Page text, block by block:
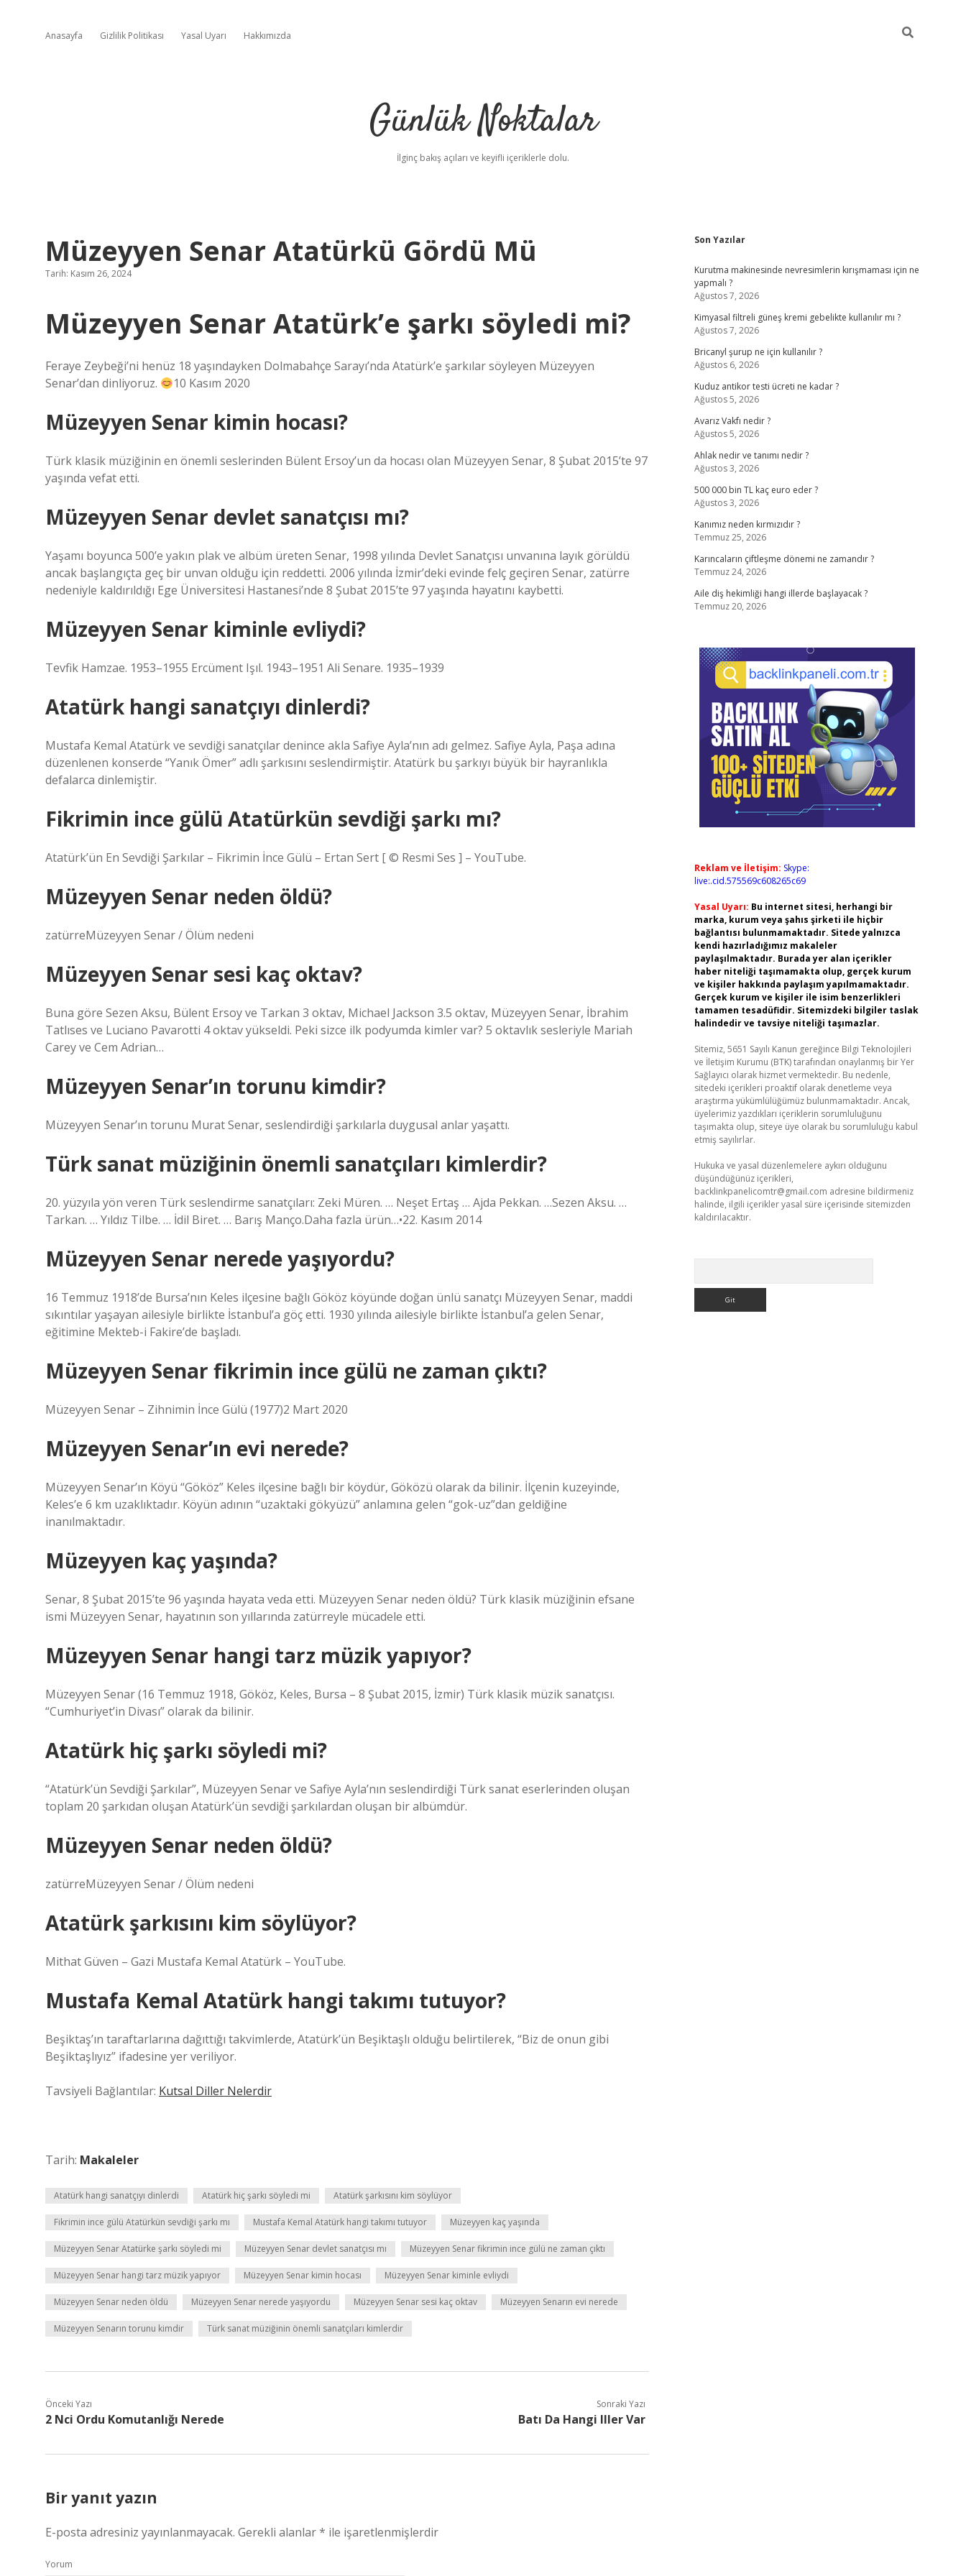
Anasayfa Gizlilik Politikası Yasal Uyarı Hakkımızda
Günlük Noktalar
İlginç bakış açıları ve keyifli içeriklerle dolu.
Müzeyyen Senar Atatürkü Gördü Mü
Tarih: Kasım 26, 2024
Müzeyyen Senar Atatürk’e şarkı söyledi mi?
Feraye Zeybeği’ni henüz 18 yaşındayken Dolmabahçe Sarayı’nda Atatürk’e şarkılar söyleyen Müzeyyen
Senar’dan dinliyoruz.
10 Kasım 2020
Müzeyyen Senar kimin hocası?
Türk klasik müziğinin en önemli seslerinden Bülent Ersoy’un da hocası olan Müzeyyen Senar, 8 Şubat 2015’te 97
yaşında vefat etti.
Müzeyyen Senar devlet sanatçısı mı?
Yaşamı boyunca 500’e yakın plak ve albüm üreten Senar, 1998 yılında Devlet Sanatçısı unvanına layık görüldü
ancak başlangıçta geç bir unvan olduğu için reddetti. 2006 yılında İzmir’deki evinde felç geçiren Senar, zatürre
nedeniyle kaldırıldığı Ege Üniversitesi Hastanesi’nde 8 Şubat 2015’te 97 yaşında hayatını kaybetti.
Müzeyyen Senar kiminle evliydi?
Tevfik Hamzae. 1953–1955 Ercüment Işıl. 1943–1951 Ali Senare. 1935–1939
Atatürk hangi sanatçıyı dinlerdi?
Mustafa Kemal Atatürk ve sevdiği sanatçılar denince akla Safiye Ayla’nın adı gelmez. Safiye Ayla, Paşa adına
düzenlenen konserde “Yanık Ömer” adlı şarkısını seslendirmiştir. Atatürk bu şarkıyı büyük bir hayranlıkla
defalarca dinlemiştir.
Fikrimin ince gülü Atatürkün sevdiği şarkı mı?
Atatürk’ün En Sevdiği Şarkılar – Fikrimin İnce Gülü – Ertan Sert [ © Resmi Ses ] – YouTube.
Müzeyyen Senar neden öldü?
zatürreMüzeyyen Senar / Ölüm nedeni
Müzeyyen Senar sesi kaç oktav?
Buna göre Sezen Aksu, Bülent Ersoy ve Tarkan 3 oktav, Michael Jackson 3.5 oktav, Müzeyyen Senar, İbrahim
Tatlıses ve Luciano Pavarotti 4 oktav yükseldi. Peki sizce ilk podyumda kimler var? 5 oktavlık sesleriyle Mariah
Carey ve Cem Adrian…
Müzeyyen Senar’ın torunu kimdir?
Müzeyyen Senar’ın torunu Murat Senar, seslendirdiği şarkılarla duygusal anlar yaşattı.
Türk sanat müziğinin önemli sanatçıları kimlerdir?
20. yüzyıla yön veren Türk seslendirme sanatçıları: Zeki Müren. … Neşet Ertaş … Ajda Pekkan. …Sezen Aksu. …
Tarkan. … Yıldız Tilbe. … İdil Biret. … Barış Manço.Daha fazla ürün…•22. Kasım 2014
Müzeyyen Senar nerede yaşıyordu?
16 Temmuz 1918’de Bursa’nın Keles ilçesine bağlı Gököz köyünde doğan ünlü sanatçı Müzeyyen Senar, maddi
sıkıntılar yaşayan ailesiyle birlikte İstanbul’a göç etti. 1930 yılında ailesiyle birlikte İstanbul’a gelen Senar,
eğitimine Mekteb-i Fakire’de başladı.
Müzeyyen Senar fikrimin ince gülü ne zaman çıktı?
Müzeyyen Senar – Zihnimin İnce Gülü (1977)2 Mart 2020
Müzeyyen Senar’ın evi nerede?
Müzeyyen Senar’ın Köyü “Gököz” Keles ilçesine bağlı bir köydür, Göközü olarak da bilinir. İlçenin kuzeyinde,
Keles’e 6 km uzaklıktadır. Köyün adının “uzaktaki gökyüzü” anlamına gelen “gok-uz”dan geldiğine
inanılmaktadır.
Müzeyyen kaç yaşında?
Senar, 8 Şubat 2015’te 96 yaşında hayata veda etti. Müzeyyen Senar neden öldü? Türk klasik müziğinin efsane
ismi Müzeyyen Senar, hayatının son yıllarında zatürreyle mücadele etti.
Müzeyyen Senar hangi tarz müzik yapıyor?
Müzeyyen Senar (16 Temmuz 1918, Gököz, Keles, Bursa – 8 Şubat 2015, İzmir) Türk klasik müzik sanatçısı.
“Cumhuriyet’in Divası” olarak da bilinir.
Atatürk hiç şarkı söyledi mi?
“Atatürk’ün Sevdiği Şarkılar”, Müzeyyen Senar ve Safiye Ayla’nın seslendirdiği Türk sanat eserlerinden oluşan
toplam 20 şarkıdan oluşan Atatürk’ün sevdiği şarkılardan oluşan bir albümdür.
Müzeyyen Senar neden öldü?
zatürreMüzeyyen Senar / Ölüm nedeni
Atatürk şarkısını kim söylüyor?
Mithat Güven – Gazi Mustafa Kemal Atatürk – YouTube.
Mustafa Kemal Atatürk hangi takımı tutuyor?
Beşiktaş’ın taraftarlarına dağıttığı takvimlerde, Atatürk’ün Beşiktaşlı olduğu belirtilerek, “Biz de onun gibi
Beşiktaşlıyız” ifadesine yer veriliyor.
Tavsiyeli Bağlantılar: Kutsal Diller Nelerdir
Tarih: Makaleler
Atatürk hangi sanatçıyı dinlerdi Atatürk hiç şarkı söyledi mi Atatürk şarkısını kim söylüyor
Fikrimin ince gülü Atatürkün sevdiği şarkı mı Mustafa Kemal Atatürk hangi takımı tutuyor Müzeyyen kaç yaşında
Müzeyyen Senar Atatürke şarkı söyledi mi Müzeyyen Senar devlet sanatçısı mı Müzeyyen Senar fikrimin ince gülü ne zaman çıktı
Müzeyyen Senar hangi tarz müzik yapıyor Müzeyyen Senar kimin hocası Müzeyyen Senar kiminle evliydi
Müzeyyen Senar neden öldü Müzeyyen Senar nerede yaşıyordu Müzeyyen Senar sesi kaç oktav Müzeyyen Senarın evi nerede
Müzeyyen Senarın torunu kimdir Türk sanat müziğinin önemli sanatçıları kimlerdir
Önceki Yazı
2 Nci Ordu Komutanlığı Nerede
Sonraki Yazı
Batı Da Hangi Iller Var
Bir yanıt yazın
E-posta adresiniz yayınlanmayacak. Gerekli alanlar* ile işaretlenmişlerdir
Yorum
Sidebar
Son Yazılar
Kurutma makinesinde nevresimlerin kırışmaması için ne
yapmalı ?
Ağustos 7, 2026
Kimyasal filtreli güneş kremi gebelikte kullanılır mı ?
Ağustos 7, 2026
Bricanyl şurup ne için kullanılır ?
Ağustos 6, 2026
Kuduz antikor testi ücreti ne kadar ?
Ağustos 5, 2026
Avarız Vakfı nedir ?
Ağustos 5, 2026
Ahlak nedir ve tanımı nedir ?
Ağustos 3, 2026
500 000 bin TL kaç euro eder ?
Ağustos 3, 2026
Kanımız neden kırmızıdır ?
Temmuz 25, 2026
Karıncaların çiftleşme dönemi ne zamandır ?
Temmuz 24, 2026
Aile diş hekimliği hangi illerde başlayacak ?
Temmuz 20, 2026
Reklam ve İletişim: Skype:
live:.cid.575569c608265c69
Yasal Uyarı: Bu internet sitesi, herhangi bir
marka, kurum veya şahıs şirketi ile hiçbir
bağlantısı bulunmamaktadır. Sitede yalnızca
kendi hazırladığımız makaleler
paylaşılmaktadır. Burada yer alan içerikler
haber niteliği taşımamakta olup, gerçek kurum
ve kişiler hakkında paylaşım yapılmamaktadır.
Gerçek kurum ve kişiler ile isim benzerlikleri
tamamen tesadüfidir. Sitemizdeki bilgiler taslak
halindedir ve tavsiye niteliği taşımazlar.
Sitemiz, 5651 Sayılı Kanun gereğince Bilgi Teknolojileri
ve İletişim Kurumu (BTK) tarafından onaylanmış bir Yer
Sağlayıcı olarak hizmet vermektedir. Bu nedenle,
sitedeki içerikleri proaktif olarak denetleme veya
araştırma yükümlülüğümüz bulunmamaktadır. Ancak,
üyelerimiz yazdıkları içeriklerin sorumluluğunu
taşımakta olup, siteye üye olarak bu sorumluluğu kabul
etmiş sayılırlar.
Hukuka ve yasal düzenlemelere aykırı olduğunu
düşündüğünüz içerikleri,
backlinkpanelicomtr@gmail.com adresine bildirmeniz
halinde, ilgili içerikler yasal süre içerisinde sitemizden
kaldırılacaktır.
vdcasino güncel giriş